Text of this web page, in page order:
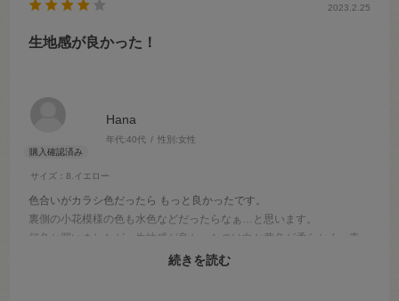
Hana
年代:40代 性別:女性
サイズ：8.イエロー
2023.2.25
生地感が良かった！
色合いがカラシ色だったら もっと良かったです。
裏側の小花模様の色も水色などだったらなぁ…と思います。
何色か買いましたが、生地感が良かったのは白と黄色が柔らかく、青
と茶はパキパキした張り感があるので 用途別に選ぶのがオススメで
続きを読む